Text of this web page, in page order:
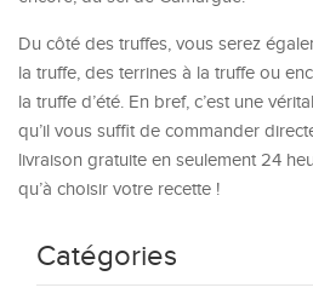
Du côté des truffes, vous serez
la truffe, des terrines à la truffe ou
la truffe d’été. En bref, c’est une
qu’il vous suffit de commander
livraison gratuite en seulement 24
qu’à choisir votre recette !
Catégories